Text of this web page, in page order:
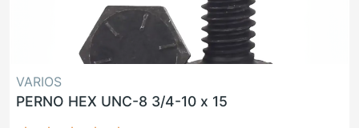
VARIOS
PERNO HEX UNC-8 3/4-10 x 15